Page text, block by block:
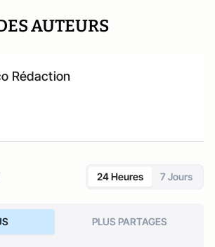
AUTEURS
Rédaction
24 Heures 7 Jours
PLUS PARTAGES